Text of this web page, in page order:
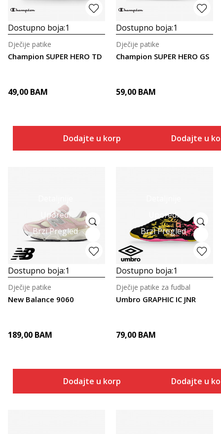
Dostupno boja:1
Champion SUPER HERO TD
Dječije patike
49,00 BAM
Dodajte u korpu
Dostupno boja:1
Champion SUPER HERO GS
Dječije patike
59,00 BAM
Dodajte u
Uporedi
Brzi Pregled
Dostupno boja:1
New Balance 9060
Dječije patike
189,00 BAM
Dodajte u korpu
Uporedi
Brzi Pregled
Dostupno boja:1
Umbro GRAPHIC IC JNR
Dječije patike za fudbal
79,00 BAM
Dodajte u